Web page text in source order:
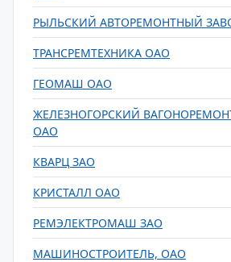
РЫЛЬСКИЙ АВТОРЕМОНТНЫЙ
ТРАНСРЕМТЕХНИКА ОАО
ГЕОМАШ ОАО
ЖЕЛЕЗНОГОРСКИЙ
ОАО
КВАРЦ ЗАО
КРИСТАЛЛ ОАО
РЕМЭЛЕКТРОМАШ ЗАО
МАШИНОСТРОИТЕЛЬ, ОАО